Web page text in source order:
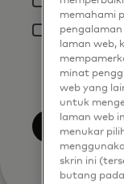
characters.
materials
By
have read
You
will be
described
memahami
laman web,
minat
web yang
untuk
laman web
menukar
skrin ini
butang